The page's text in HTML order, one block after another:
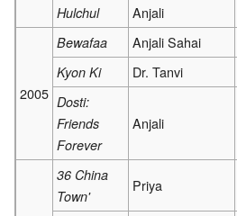
Hulchul Anjali
2005
Bewafaa Anjali Sahai
Kyon Ki Dr. Tanvi
Dosti:
Friends
Forever
Anjali
36 China
Town'
Priya